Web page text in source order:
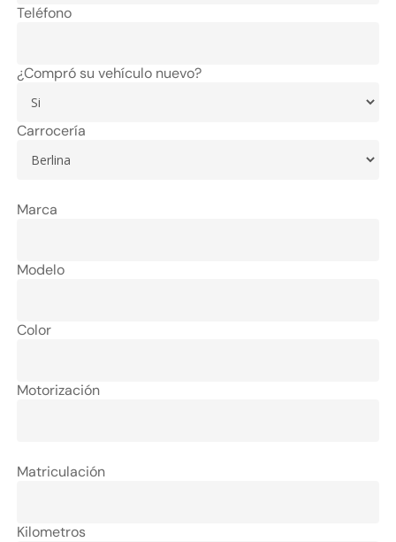
Teléfono
¿Compró su vehículo nuevo?
Carrocería
Marca
Modelo
Color
Motorización
Matriculación
Kilometros